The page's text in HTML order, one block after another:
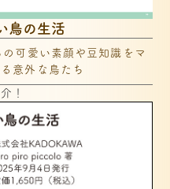
鳥の生活
可愛い素顔や豆知識をマ
意外な鳥たち
！